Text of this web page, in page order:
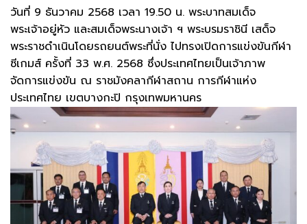
วันที่ 9 ธันวาคม 2568 เวลา 19.50 น. พระบาทสมเด็จ
พระเจ้าอยู่หัว และสมเด็จพระนางเจ้า ฯ พระบรมราชินี เสด็จ
พระราชดำเนินโดยรถยนต์พระที่นั่ง ไปทรงเปิดการแข่งขันกีฬา
ซีเกมส์ ครั้งที่ 33 พ.ศ. 2568 ซึ่งประเทศไทยเป็นเจ้าภาพ
จัดการแข่งขัน ณ ราชมังคลากีฬาสถาน การกีฬาแห่ง
ประเทศไทย เขตบางกะปิ กรุงเทพมหานคร